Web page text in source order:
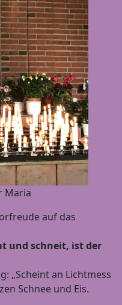
Maria
auf das
und schneit, ist der
„Scheint an Lichtmess
Schnee und Eis.